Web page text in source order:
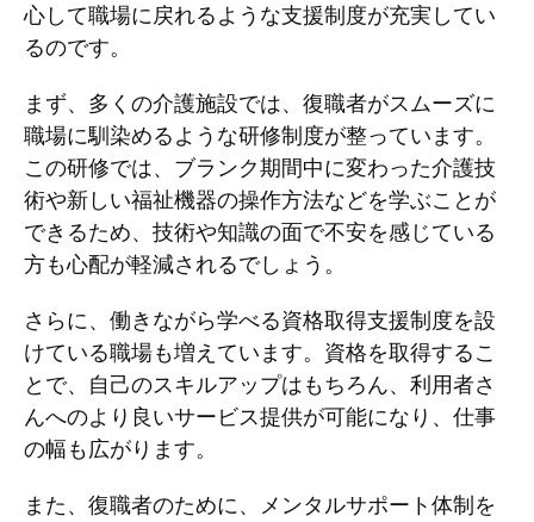
心して職場に戻れるような支援制度が充実してい
るのです。
まず、多くの介護施設では、復職者がスムーズに
職場に馴染めるような研修制度が整っています。
この研修では、ブランク期間中に変わった介護技
術や新しい福祉機器の操作方法などを学ぶことが
できるため、技術や知識の面で不安を感じている
方も心配が軽減されるでしょう。
さらに、働きながら学べる資格取得支援制度を設
けている職場も増えています。資格を取得するこ
とで、自己のスキルアップはもちろん、利用者さ
んへのより良いサービス提供が可能になり、仕事
の幅も広がります。
また、復職者のために、メンタルサポート体制を